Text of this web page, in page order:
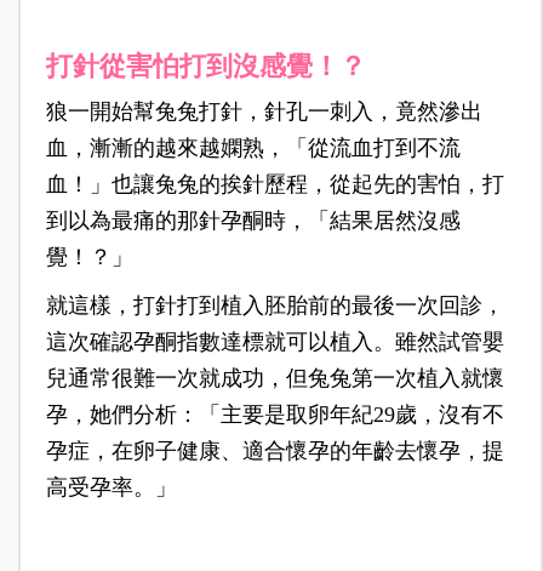
打針從害怕打到沒感覺！？
狼一開始幫兔兔打針，針孔一刺入，竟然滲出
血，漸漸的越來越嫻熟，「從流血打到不流
血！」也讓兔兔的挨針歷程，從起先的害怕，打
到以為最痛的那針孕酮時，「結果居然沒感
覺！？」
就這樣，打針打到植入胚胎前的最後一次回診，
這次確認孕酮指數達標就可以植入。雖然試管嬰
兒通常很難一次就成功，但兔兔第一次植入就懷
孕，她們分析：「主要是取卵年紀29歲，沒有不
孕症，在卵子健康、適合懷孕的年齡去懷孕，提
高受孕率。」